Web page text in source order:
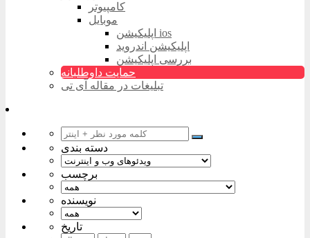
کامپیوتر
موبایل
اپلیکیشن ios
اپلیکیشن اندروید
بررسی اپلیکیشن
حمایت داوطلبانه
تبلیغات در مقاله آی تی
دسته بندی
برچسب
نویسنده
تاریخ